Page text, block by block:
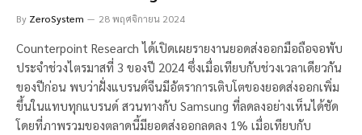
By ZeroSystem 28 พฤศจิกายน 2024
Counterpoint Research ได้เปิดเผยรายงานยอดส่งออกมือถือจอพับ
ประจำช่วงไตรมาสที่ 3 ของปี 2024 ซึ่งเมื่อเทียบกับช่วงเวลาเดียวกัน
ของปีก่อน พบว่าฝั่งแบรนด์จีนมีอัตราการเติบโตของยอดส่งออกเพิ่ม
ขึ้นในแทบทุกแบรนด์ สวนทางกับ Samsung ที่ลดลงอย่างเห็นได้ชัด
โดยที่ภาพรวมของตลาดนี้มียอดส่งออกลดลง 1% เมื่อเทียบกับ